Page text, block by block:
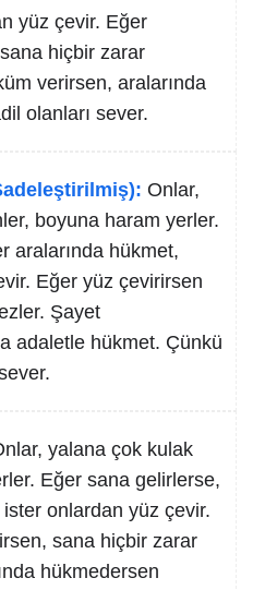
yüz çevir. Eğer
hiçbir zarar
verirsen, aralarında
olanları sever.
Onlar,
boyuna haram yerler.
aralarında hükmet,
Eğer yüz çevirirsen
Şayet
adaletle hükmet. Çünkü
yalana çok kulak
Eğer sana gelirlerse,
onlardan yüz çevir.
sana hiçbir zarar
hükmedersen